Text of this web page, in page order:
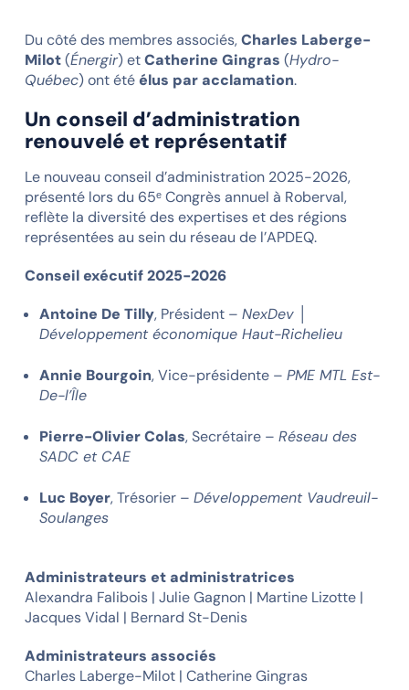
Du côté des membres associés,Charles Laberge-
Milot(Énergir) etCatherine Gingras (Hydro-
Québec) ont été élus par acclamation.
Un conseil d’administration
renouvelé et représentatif
Le nouveau conseil d’administration 2025-2026,
présenté lors du 65ᵉ Congrès annuel à Roberval,
reflète la diversité des expertises et des régions
représentées au sein du réseau de l’APDEQ.
Conseil exécutif 2025-2026
Antoine De Tilly, Président – NexDev │
Développement économique Haut-Richelieu
Annie Bourgoin, Vice-présidente – PME MTL Est-
De-l’Île
Pierre-Olivier Colas, Secrétaire – Réseau des
SADC et CAE
Luc Boyer, Trésorier – Développement Vaudreuil-
Soulanges
Administrateurs et administratrices
Alexandra Falibois | Julie Gagnon | Martine Lizotte |
Jacques Vidal | Bernard St-Denis
Administrateurs associés
Charles Laberge-Milot | Catherine Gingras